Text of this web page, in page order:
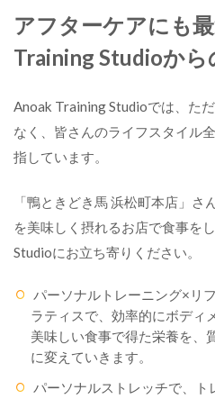
アフターケアにも
Training Studioから
Anoak Training Studioでは、た
なく、皆さんのライフスタイル
指しています。
「鴨ときどき馬 浜松町本店」
を美味しく摂れるお店で食事を
Studioにお立ち寄りください。
パーソナルトレーニング×リ
ラティスで、効率的にボディ
美味しい食事で得た栄養を、
に変えていきます。
パーソナルストレッチで、ト